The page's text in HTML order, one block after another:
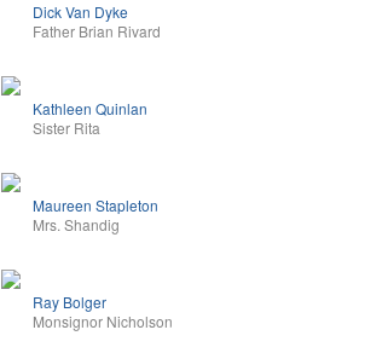
Dick Van Dyke
Father Brian Rivard
Kathleen Quinlan
Sister Rita
Maureen Stapleton
Mrs. Shandig
Ray Bolger
Monsignor Nicholson